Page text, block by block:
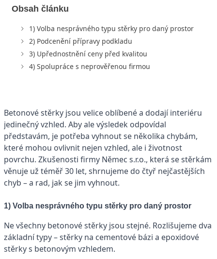
Obsah článku
1) Volba nesprávného typu stěrky pro daný prostor
2) Podcenění přípravy podkladu
3) Upřednostnění ceny před kvalitou
4) Spolupráce s neprověřenou firmou
Betonové stěrky jsou velice oblíbené a dodají interiéru
jedinečný vzhled. Aby ale výsledek odpovídal
představám, je potřeba vyhnout se několika chybám,
které mohou ovlivnit nejen vzhled, ale i životnost
povrchu. Zkušenosti firmy Němec s.r.o., která se stěrkám
věnuje už téměř 30 let, shrnujeme do čtyř nejčastějších
chyb – a rad, jak se jim vyhnout.
1) Volba nesprávného typu stěrky pro daný prostor
Ne všechny betonové stěrky jsou stejné. Rozlišujeme dva
základní typy – stěrky na cementové bázi a epoxidové
stěrky s betonovým vzhledem.